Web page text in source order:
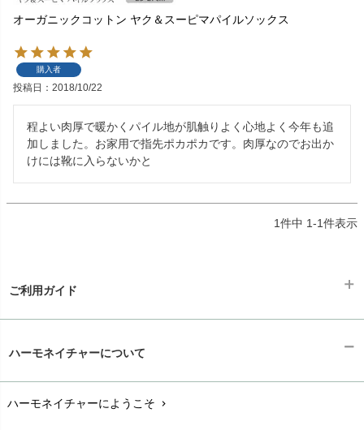
オーガニックコットン ヤク＆スーピマパイルソックス
購入者
投稿日 2018/10/22
程よい肉厚で暖かくパイル地が肌触りよく心地よく今年も追
加しました。お家用で指先ポカポカです。肉厚なのでお出か
けには靴に入らないかと
1件中 1-1件表示
ご利用ガイド
配送と送料chevron_right
ハーモネイチャーについて
ハーモネイチャーにようこそ chevron_right